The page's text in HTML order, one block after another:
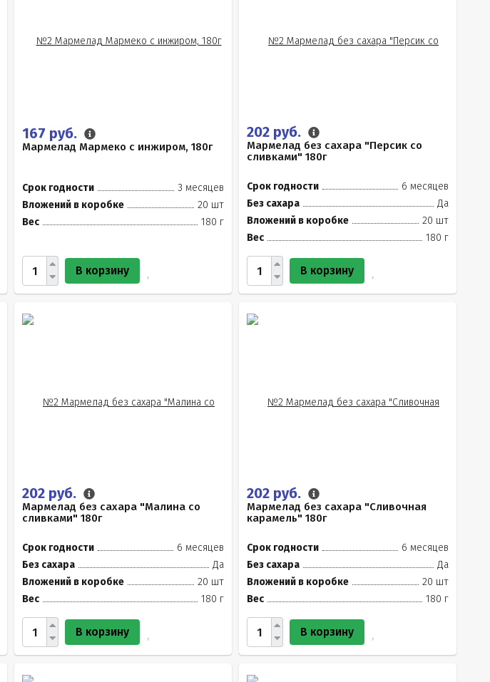
167 руб.
Мармелад Мармеко с инжиром, 180г
Срок годности
3 месяцев
Вложений в коробке
20 шт
Вес
180 г
В корзину
202 руб.
Мармелад без сахара "Персик со
сливками" 180г
Срок годности
6 месяцев
Без сахара
Да
Вложений в коробке
20 шт
Вес
180 г
В корзину
202 руб.
Мармелад без сахара "Малина со
сливками" 180г
Срок годности
6 месяцев
Без сахара
Да
Вложений в коробке
20 шт
Вес
180 г
В корзину
202 руб.
Мармелад без сахара "Сливочная
карамель" 180г
Срок годности
6 месяцев
Без сахара
Да
Вложений в коробке
20 шт
Вес
180 г
В корзину